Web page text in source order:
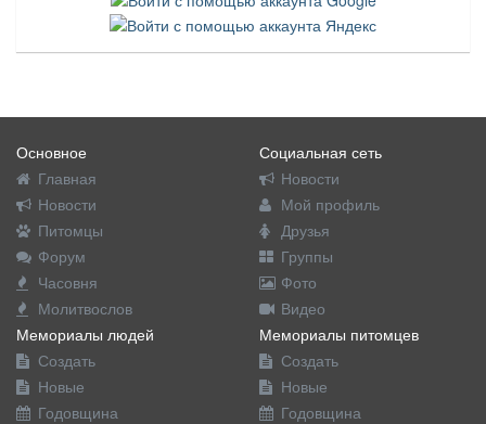
Основное
Главная
Новости
Питомцы
Форум
Часовня
Молитвослов
Социальная сеть
Новости
Мой профиль
Друзья
Группы
Фото
Видео
Мемориалы людей
Создать
Новые
Годовщина
Мемориалы питомцев
Создать
Новые
Годовщина